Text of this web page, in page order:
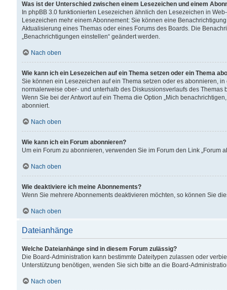
Was ist der Unterschied zwischen einem Lesezeichen und einem
In phpBB 3.0 funktionierten Lesezeichen ähnlich den Lesezeichen in
Lesezeichen mehr einem Abonnement: Sie können eine
Aktualisierung eines Themas oder eines Forums des Boards. Die
„Benachrichtigungen einstellen“ geändert werden.
Nach oben
Wie kann ich ein Lesezeichen auf ein Thema setzen oder ein Thema
Sie können ein Lesezeichen auf ein Thema setzen oder es abonnieren,
normalerweise ober- und unterhalb des Diskussionsverlaufs des Themas
Wenn Sie bei der Antwort auf ein Thema die Option „Mich
abonniert.
Nach oben
Wie kann ich ein Forum abonnieren?
Um ein Forum zu abonnieren, verwenden Sie im Forum den Link „Forum
Nach oben
Wie deaktiviere ich meine Abonnements?
Wenn Sie mehrere Abonnements deaktivieren möchten, so können Sie
Nach oben
Dateianhänge
Welche Dateianhänge sind in diesem Forum zulässig?
Die Board-Administration kann bestimmte Dateitypen zulassen oder
Unterstützung benötigen, wenden Sie sich bitte an die Board-
Nach oben